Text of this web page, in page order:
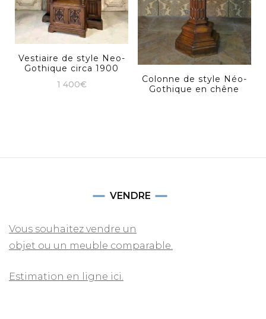
Vestiaire de style Neo-
Gothique circa 1900
1 400€
Colonne de style Néo-
Gothique en chêne
VENDRE
Vous souhaitez vendre un
objet ou un meuble comparable.
Estimation en ligne ici.